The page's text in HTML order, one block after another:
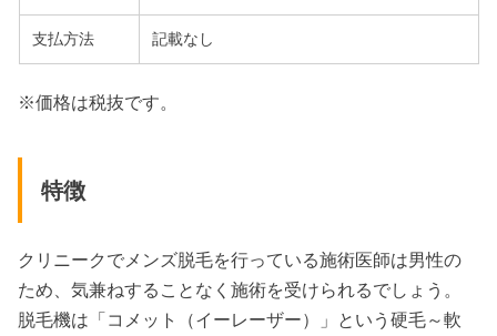
支払方法 記載なし
※価格は税抜です。
特徴
クリニークでメンズ脱毛を行っている施術医師は男性の
ため、気兼ねすることなく施術を受けられるでしょう。
脱毛機は「コメット（イーレーザー）」という硬毛～軟